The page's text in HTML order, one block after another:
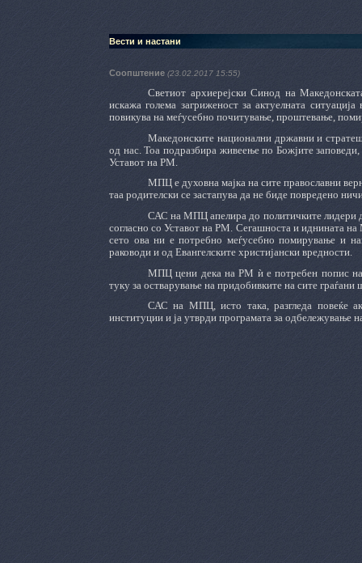
Вести и настани
Соопштение (23.02.2017 15:55)
Светиот архиерејски Синод на
искажа голема загриженост за актуелната
повикува на меѓусебно почитување, проштевање,
Македонските национални државни и
од нас. Тоа подразбира живеење по Божјите
Уставот на РМ.
МПЦ е духовна мајка на сите православни
таа родителски се застапува да не биде повредено
САС на МПЦ апелира до политичките лидери
согласно со Уставот на РМ. Сегашноста и иднината
сето ова ни е потребно меѓусебно помирување и
раководи и од Евангелските христијански вредности.
МПЦ цени дека на РМ ѝ е потребен попис на
туку за остварување на придобивките на сите
САС на МПЦ, исто така, разгледа повеќе
институции и ја утврди програмата за